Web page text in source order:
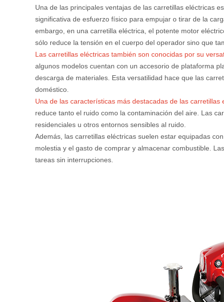
Una de las principales ventajas de las carretillas eléctricas
significativa de esfuerzo físico para empujar o tirar de la
embargo, en una carretilla eléctrica, el potente motor
sólo reduce la tensión en el cuerpo del operador sino que
Las carretillas eléctricas también son conocidas por su
algunos modelos cuentan con un accesorio de plataforma
descarga de materiales. Esta versatilidad hace que las
doméstico.
Una de las características más destacadas de las carretillas
reduce tanto el ruido como la contaminación del aire. Las
residenciales u otros entornos sensibles al ruido.
Además, las carretillas eléctricas suelen estar equipadas
molestia y el gasto de comprar y almacenar combustible.
tareas sin interrupciones.